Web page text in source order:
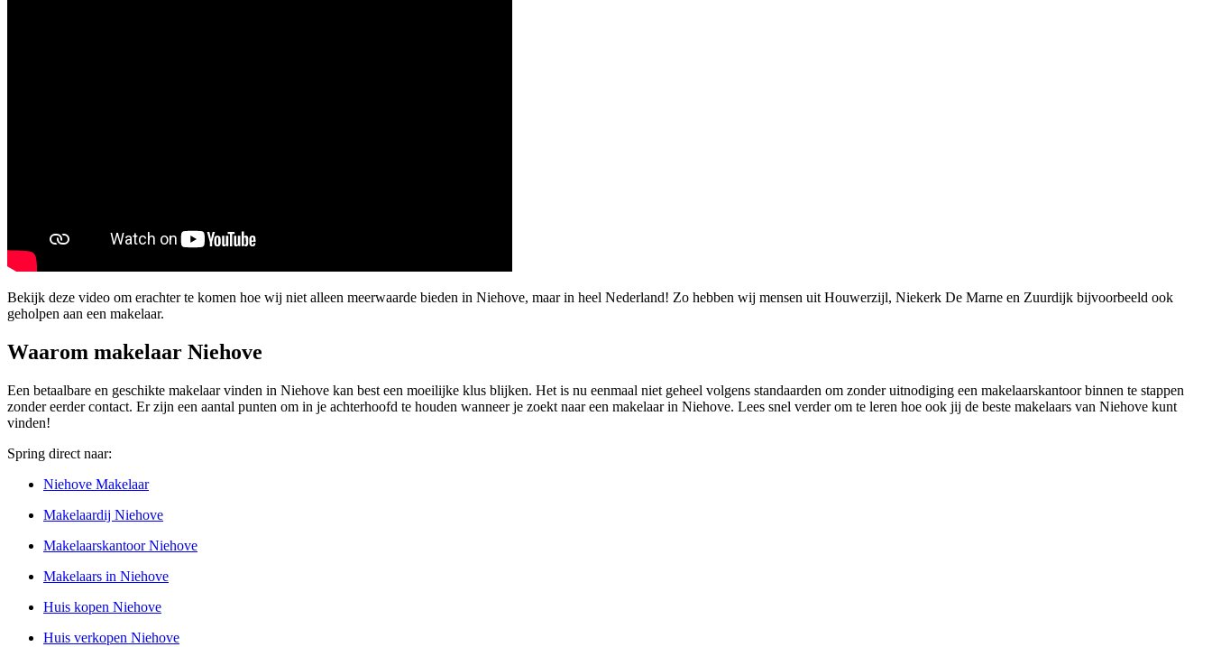
Bekijk deze video om erachter te komen hoe wij niet alleen meerwaarde bieden in Niehove, maar in heel Nederland! Zo hebben wij mensen uit Houwerzijl, Niekerk De Marne en Zuurdijk bijvoorbeeld ook
geholpen aan een makelaar.
Waarom makelaar Niehove
Een betaalbare en geschikte makelaar vinden in Niehove kan best een moeilijke klus blijken. Het is nu eenmaal niet geheel volgens standaarden om zonder uitnodiging een makelaarskantoor binnen te stappen
zonder eerder contact. Er zijn een aantal punten om in je achterhoofd te houden wanneer je zoekt naar een makelaar in Niehove. Lees snel verder om te leren hoe ook jij de beste makelaars van Niehove kunt
vinden!
Spring direct naar:
Niehove Makelaar
Makelaardij Niehove
Makelaarskantoor Niehove
Makelaars in Niehove
Huis kopen Niehove
Huis verkopen Niehove